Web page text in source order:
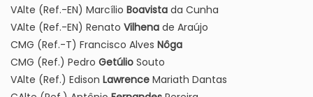
VAlte (Ref.-EN) Marcílio Boavista da Cunha
VAlte (Ref.-EN) Renato Vilhena de Araújo
CMG (Ref.-T) Francisco Alves Nôga
CMG (Ref.) Pedro Getúlio Souto
VAlte (Ref.) Edison Lawrence Mariath Dantas